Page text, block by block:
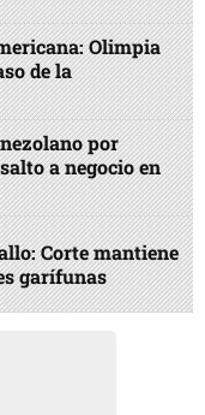
Olimpia
de la
por
a negocio en
Corte mantiene
garífunas